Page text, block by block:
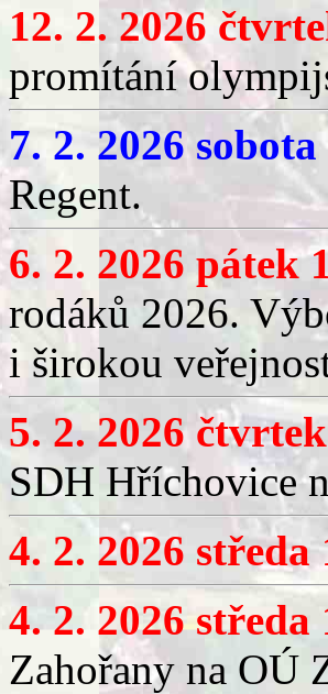
12. 2. 2026
promítání
7. 2. 2026
Regent.
6. 2. 2026 pátek
rodáků 2026.
i širokou
5. 2. 2026
SDH Hříchovice
4. 2. 2026 středa
4. 2. 2026 středa
Zahořany na OÚ